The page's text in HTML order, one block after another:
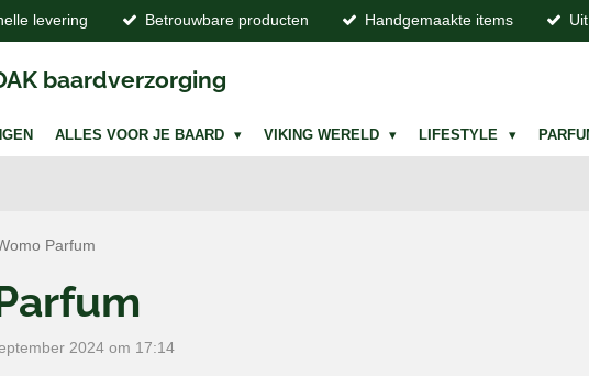
levering Betrouwbare producten Handgemaakte items
baardverzorging
ALLES VOOR JE BAARD VIKING WERELD LIFESTYLE
Parfum
2024 om 17:14